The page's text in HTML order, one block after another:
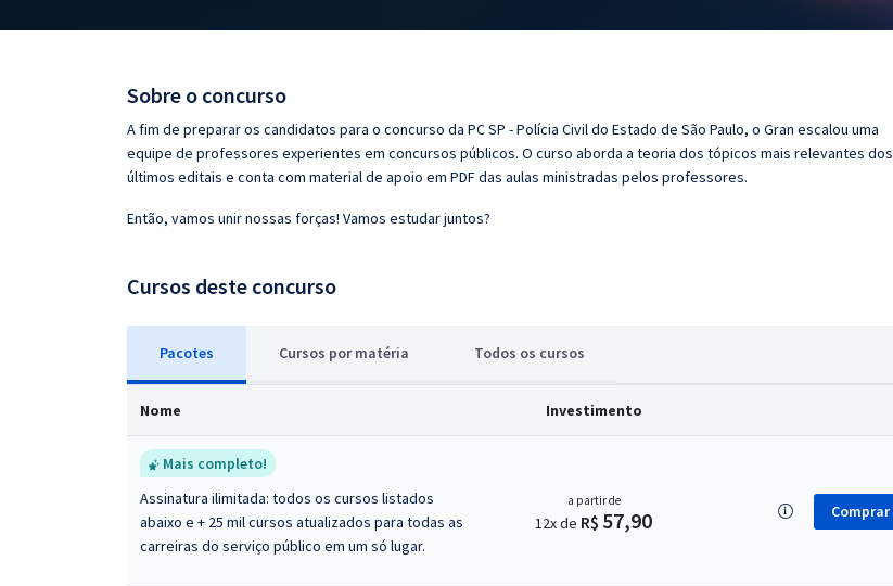
Questões grátis
Sobre o concurso
A fim de preparar os candidatos para o concurso da PC SP - Polícia Civil do Estado de São Paulo, o Gran escalou uma
equipe de professores experientes em concursos públicos. O curso aborda a teoria dos tópicos mais relevantes dos
últimos editais e conta com material de apoio em PDF das aulas ministradas pelos professores.
Então, vamos unir nossas forças! Vamos estudar juntos?
Cursos deste concurso
Pacotes Cursos por matéria Todos os cursos
Nome Investimento
Mais completo!
Assinatura ilimitada: todos os cursos listados
abaixo e + 25 mil cursos atualizados para todas as
carreiras do serviço público em um só lugar.
a partir de
12x de R$ 57,90 Comprar